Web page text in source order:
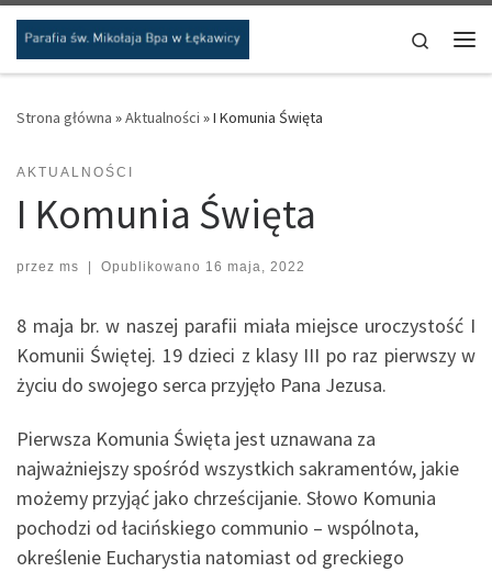
Przejdź do treści
Search
Strona główna »Aktualności »I Komunia Święta
AKTUALNOŚCI
I Komunia Święta
przez ms | Opublikowano 16 maja, 2022
8 maja br. w naszej parafii miała miejsce uroczystość I
Komunii Świętej. 19 dzieci z klasy III po raz pierwszy w
życiu do swojego serca przyjęło Pana Jezusa.
Pierwsza Komunia Święta jest uznawana za
najważniejszy spośród wszystkich sakramentów, jakie
możemy przyjąć jako chrześcijanie. Słowo Komunia
pochodzi od łacińskiego communio – wspólnota,
określenie Eucharystia natomiast od greckiego